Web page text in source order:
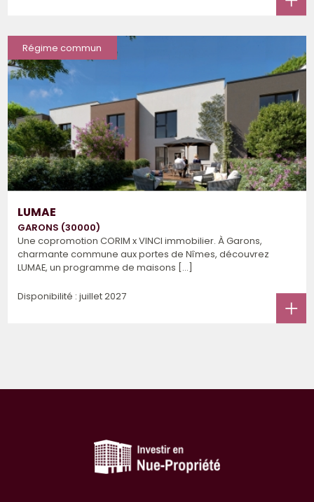
Régime commun
LUMAE
GARONS (30000)
Une copromotion CORIM x VINCI immobilier. À Garons,
charmante commune aux portes de Nîmes, découvrez
LUMAE, un programme de maisons [...]
Disponibilité : juillet 2027